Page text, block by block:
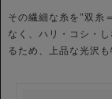
その繊細な糸を"双糸
なく、ハリ・コシ・
るため、上品な光沢も